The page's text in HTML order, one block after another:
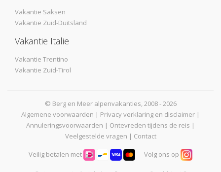
Vakantie Saksen
Vakantie Zuid-Duitsland
Vakantie Italie
Vakantie Trentino
Vakantie Zuid-Tirol
© Berg en Meer alpenvakanties, 2008 - 2026
Algemene voorwaarden | Privacy verklaring en disclaimer |
Annuleringsvoorwaarden | Ontevreden tijdens de reis |
Veelgestelde vragen | Contact
Veilig betalen met Volg ons op